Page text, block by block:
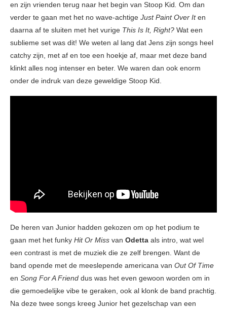
en zijn vrienden terug naar het begin van Stoop Kid. Om dan
verder te gaan met het no wave-achtige Just Paint Over Iten
daarna af te sluiten met het vurige This Is It, Right? Wat een
sublieme set was dit! We weten al lang dat Jens zijn songs heel
catchy zijn, met af en toe een hoekje af, maar met deze band
klinkt alles nog intenser en beter. We waren dan ook enorm
onder de indruk van deze geweldige Stoop Kid.
De heren van Junior hadden gekozen om op het podium te
gaan met het funky Hit Or Miss van Odetta als intro, wat wel
een contrast is met de muziek die ze zelf brengen. Want de
band opende met de meeslepende americana van Out Of Time
en Song For A Friend dus was het even gewoon worden om in
die gemoedelijke vibe te geraken, ook al klonk de band prachtig.
Na deze twee songs kreeg Junior het gezelschap van een